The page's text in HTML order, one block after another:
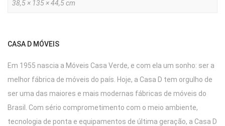
38,5 × 135 × 44,5 cm
CASA D MÓVEIS
Em 1955 nascia a Móveis Casa Verde, e com ela um sonho: ser a
melhor fábrica de móveis do país. Hoje, a Casa D tem orgulho de
ser uma das maiores e mais modernas fábricas de móveis do
Brasil. Com sério comprometimento com o meio ambiente,
tecnologia de ponta e equipamentos de última geração, a Casa D